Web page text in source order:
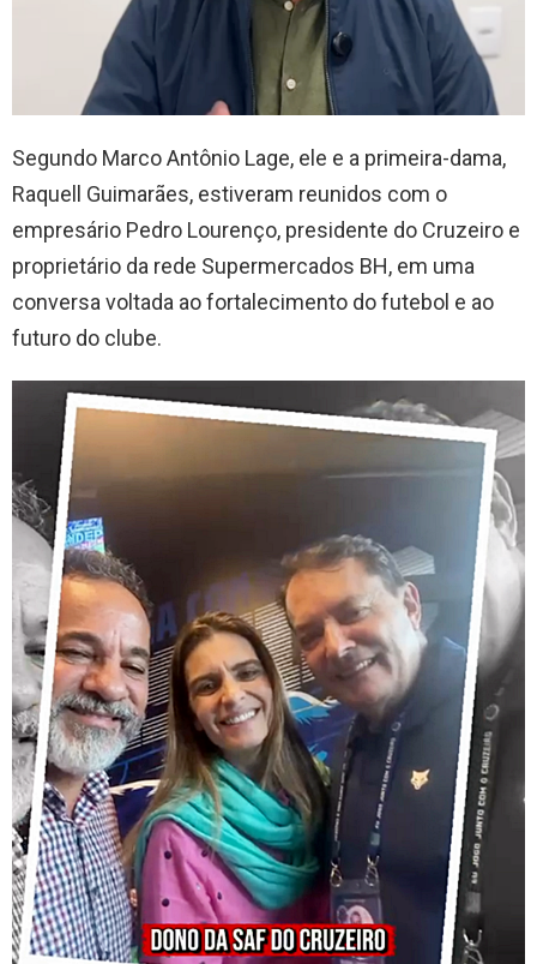
Segundo Marco Antônio Lage, ele e a primeira-dama,
Raquell Guimarães, estiveram reunidos com o
empresário Pedro Lourenço, presidente do Cruzeiro e
proprietário da rede Supermercados BH, em uma
conversa voltada ao fortalecimento do futebol e ao
futuro do clube.